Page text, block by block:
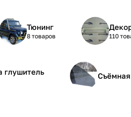
Тюнинг
8 товаров 110
глушитель